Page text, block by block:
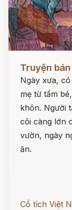
Truyện
Ngày xưa,
mẹ từ tấm
khôn. Người
côi càng lớn
vườn, ngày
ăn.
Cổ tích Việt